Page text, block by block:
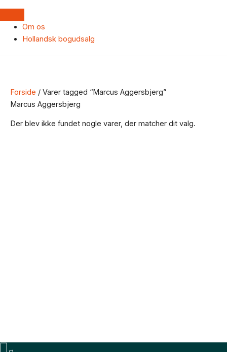
Om os
Hollandsk bogudsalg
Forside / Varer tagged “Marcus Aggersbjerg”
Marcus Aggersbjerg
Der blev ikke fundet nogle varer, der matcher dit valg.